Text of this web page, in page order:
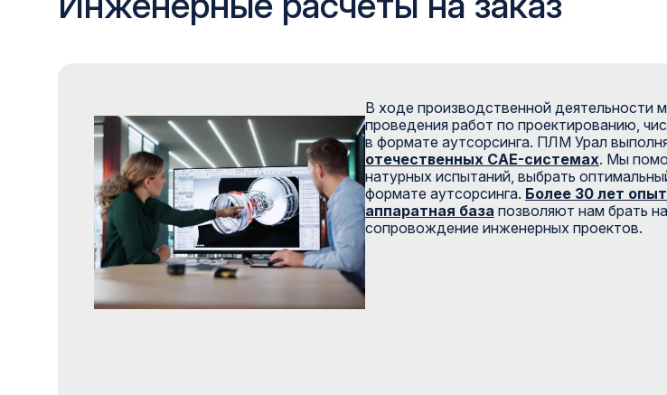
В ходе производственной деятельности
проведения работ по проектированию,
в формате аутсорсинга. ПЛМ Урал
отечественных CAE-системах. Мы
натурных испытаний, выбрать
формате аутсорсинга. Более 30 лет
аппаратная база позволяют нам брать
сопровождение инженерных проектов.